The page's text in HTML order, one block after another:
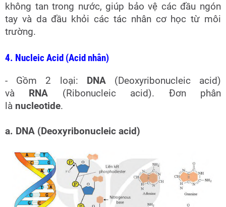
không tan trong nước, giúp bảo vệ các đầu ngón
tay và da đầu khỏi các tác nhân cơ học từ môi
trường.
4. Nucleic Acid (Acid nhân)
- Gồm 2 loại: DNA(Deoxyribonucleic acid)
và RNA (Ribonucleic acid). Đơn phân
là nucleotide.
a. DNA (Deoxyribonucleic acid)